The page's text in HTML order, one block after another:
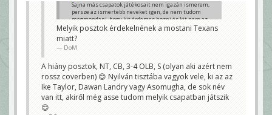
Sajna más csapatok játékosait nem igazán ismerem,
persze az ismertebb neveket igen, de nem tudom
megmondani, hogy kit érdemes hozni és kit nem az
FAról.
DC
Melyik posztok érdekelnének a mostani Texans
miatt?
DoM
A hiány posztok, NT, CB, 3-4 OLB, S (olyan aki azért nem
rossz coverben) 😊 Nyilván tisztába vagyok vele, ki az az
Ike Taylor, Dawan Landry vagy Asomugha, de sok név
van itt, akiről még asse tudom melyik csapatban játszik
😊